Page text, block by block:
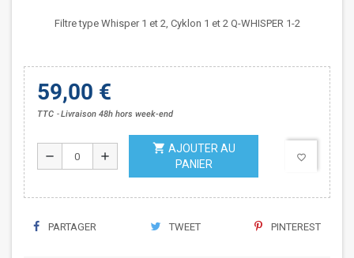
Filtre type Whisper 1 et 2, Cyklon 1 et 2 Q-WHISPER 1-2
59,00 €
TTC Livraison 48h hors week-end
remove add
shopping_cart AJOUTER AU
PANIER
favorite_border
PARTAGER TWEET PINTEREST